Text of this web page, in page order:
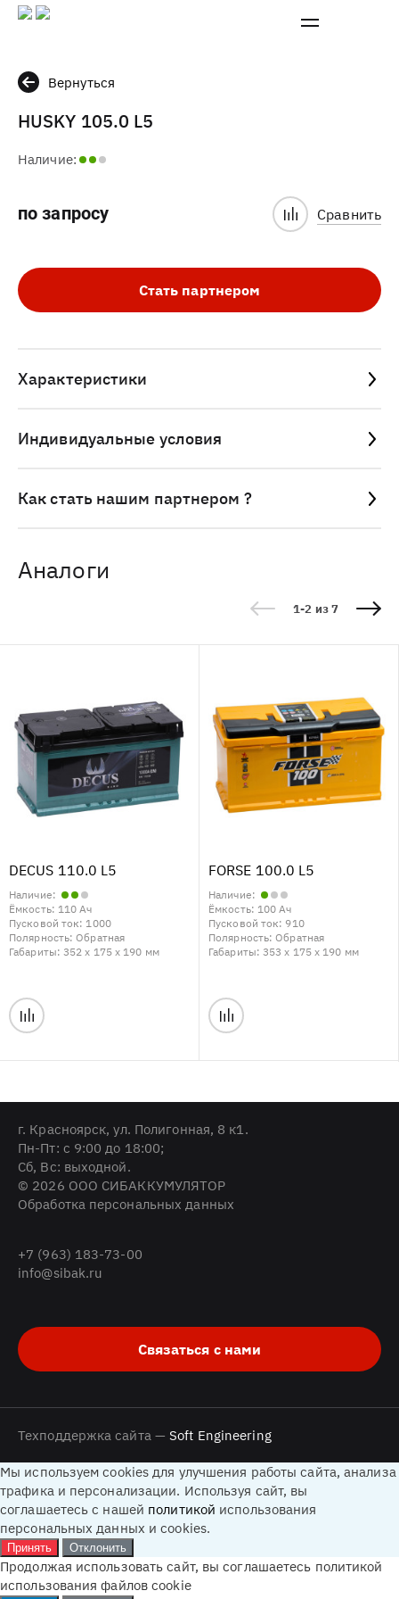
Вернуться
HUSKY 105.0 L5
Наличие:
по запросу Сравнить
Стать партнером
Характеристики
Индивидуальные условия
Как стать нашим партнером ?
Аналоги
1-2 из 7
DECUS 110.0 L5
Наличие:
Ёмкость: 110 Ач
Пусковой ток: 1000
Полярность:Обратная
Габариты: 352 x 175 x 190 мм
FORSE 100.0 L5
Наличие:
Ёмкость: 100 Ач
Пусковой ток: 910
Полярность:Обратная
Габариты: 353 x 175 x 190 мм
г. Красноярск, ул. Полигонная, 8 к1.
Пн-Пт: с 9:00 до 18:00;
Cб, Вс: выходной.
© 2026 ООО СИБАККУМУЛЯТОР
Обработка персональных данных
+7 (963) 183-73-00
info@sibak.ru
Связаться с нами
Техподдержка сайта —Soft Engineering
Мы используем cookies для улучшения работы сайта, анализа
трафика и персонализации. Используя сайт, вы
соглашаетесь с нашей политикой использования
персональных данных и cookies.
Принять Отклонить
Продолжая использовать сайт, вы соглашаетесь политикой
использования файлов cookie